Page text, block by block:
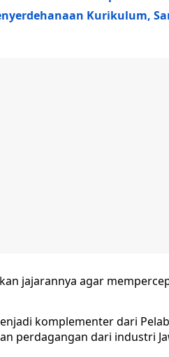
Kurikulum,
jajarannya agar
komplementer dari
perdagangan dari industri